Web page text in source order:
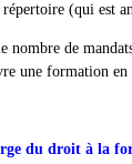
(qui est
nombre de
une formation
du droit à la